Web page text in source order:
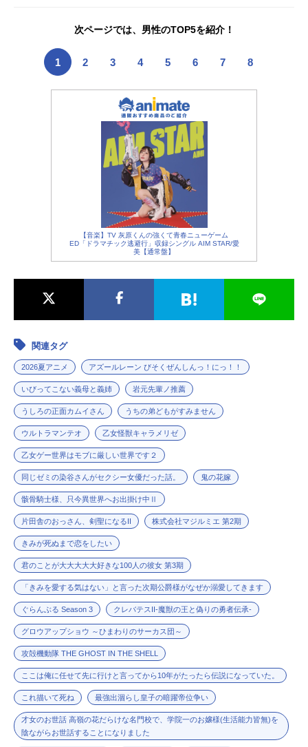
す！2026秋アニメ＞＞＜＜2026春ア
次ページでは、男性のTOP5を紹介！
1 2 3 4 5 6 7 8
【音楽】TV 灰原くんの強くて青春ニューゲーム
ED「ドラマチック逃避行」収録シングル AIM STAR/愛
美【通常盤】
関連タグ
2026夏アニメ アズールレーン びそくぜんしんっ！にっ！！
いびってこない義母と義姉 岩元先輩ノ推薦
うしろの正面カムイさん うちの弟どもがすみません
ウルトラマンテオ 乙女怪獣キャラメリゼ
乙女ゲー世界はモブに厳しい世界です２
同じゼミの染谷さんがセクシー女優だった話。 鬼の花嫁
骸骨騎士様、只今異世界へお出掛け中Ⅱ
片田舎のおっさん、剣聖になるII 株式会社マジルミエ 第2期
きみが死ぬまで恋をしたい
君のことが大大大大大好きな100人の彼女 第3期
「きみを愛する気はない」と言った次期公爵様がなぜか溺愛してきます
ぐらんぶる Season 3 クレバテスII-魔獣の王と偽りの勇者伝承-
グロウアップショウ ～ひまわりのサーカス団～
攻殻機動隊 THE GHOST IN THE SHELL
ここは俺に任せて先に行けと言ってから10年がたったら伝説になっていた。
これ描いて死ね 最強出涸らし皇子の暗躍帝位争い
才女のお世話 高嶺の花だらけな名門校で、学院一のお嬢様(生活能力皆無)を
陰ながらお世話することになりました